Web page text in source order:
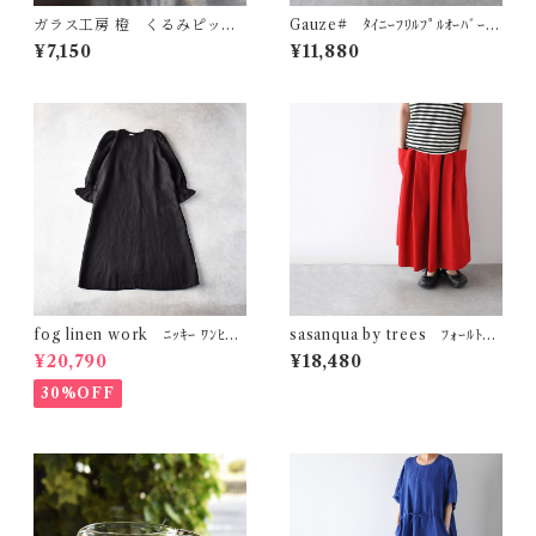
ガラス工房 橙 くるみピッチ
ャー（ストレート・しのぎ）
¥7,150
Gauze# ﾀｲﾆｰﾌﾘﾙﾌﾟﾙｵｰﾊﾞｰ
(ｸﾞﾚｰｼﾞｭ) G1196
¥11,880
fog linen work ﾆｯｷｰ ﾜﾝﾋﾟｰ
ｽ (ﾌﾞﾗｯｸ) LWC014
¥20,790
30%OFF
sasanqua by trees ﾌｫｰﾙﾄﾞｽ
ｶｰﾄ (ﾚｯﾄﾞ) AN-312
¥18,480